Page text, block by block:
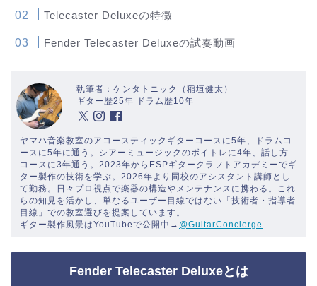
Telecaster Deluxeの特徴
Fender Telecaster Deluxeの試奏動画
執筆者：ケンタトニック（稲垣健太）
ギター歴25年 ドラム歴10年
ヤマハ音楽教室のアコースティックギターコースに5年、ドラムコ
ースに5年に通う。シアーミュージックのボイトレに4年、話し方
コースに3年通う。2023年からESPギタークラフトアカデミーでギ
ター製作の技術を学ぶ。2026年より同校のアシスタント講師とし
て勤務。日々プロ視点で楽器の構造やメンテナンスに携わる。これ
らの知見を活かし、単なるユーザー目線ではない「技術者・指導者
目線」での教室選びを提案しています。
ギター製作風景はYouTubeで公開中→ @GuitarConcierge
Fender Telecaster Deluxeとは